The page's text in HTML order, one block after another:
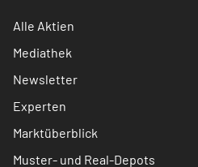
Alle Aktien
Mediathek
Newsletter
Experten
Marktüberblick
Muster- und Real-Depots